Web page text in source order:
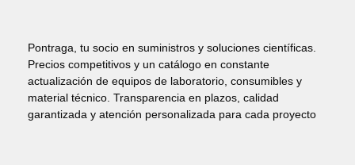
Pontraga, tu socio en suministros y soluciones científicas.
Precios competitivos y un catálogo en constante
actualización de equipos de laboratorio, consumibles y
material técnico. Transparencia en plazos, calidad
garantizada y atención personalizada para cada proyecto